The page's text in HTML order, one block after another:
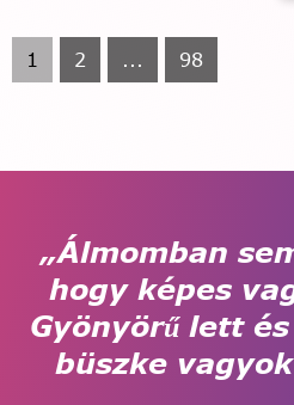
1 2 ... 98
„Álmomban
hogy képes
Gyönyörű lett
büszke